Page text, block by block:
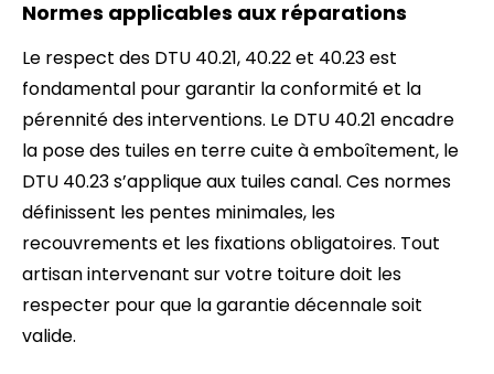
Normes applicables aux réparations
Le respect des DTU 40.21, 40.22 et 40.23 est
fondamental pour garantir la conformité et la
pérennité des interventions. Le DTU 40.21 encadre
la pose des tuiles en terre cuite à emboîtement, le
DTU 40.23 s’applique aux tuiles canal. Ces normes
définissent les pentes minimales, les
recouvrements et les fixations obligatoires. Tout
artisan intervenant sur votre toiture doit les
respecter pour que la garantie décennale soit
valide.